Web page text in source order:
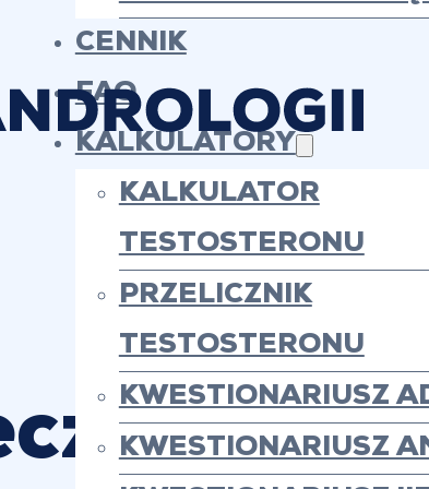
CENNIK
FAQ
KALKULATORY
KALKULATOR
TESTOSTERONU
PRZELICZNIK
TESTOSTERONU
KWESTIONARIUSZ
KWESTIONARIUSZ